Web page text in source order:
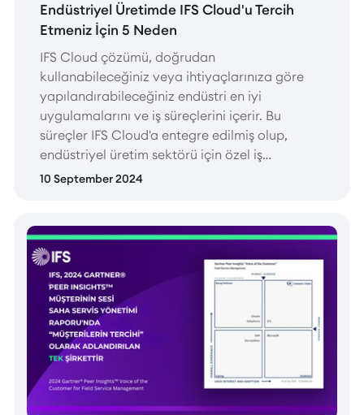
Endüstriyel Üretimde IFS Cloud'u Tercih
Etmeniz İçin 5 Neden
IFS Cloud çözümü, doğrudan
kullanabileceğiniz veya ihtiyaçlarınıza göre
yapılandırabileceğiniz endüstri en iyi
uygulamalarını ve iş süreçlerini içerir. Bu
süreçler IFS Cloud'a entegre edilmiş olup,
endüstriyel üretim sektörü için özel iş
hızlandırıcıları ile desteklenmiştir. Talep
sahası veri toplama gibi bileşenler, sistemde
yerleşik olarak sunulmaktadır.
10 September 2024